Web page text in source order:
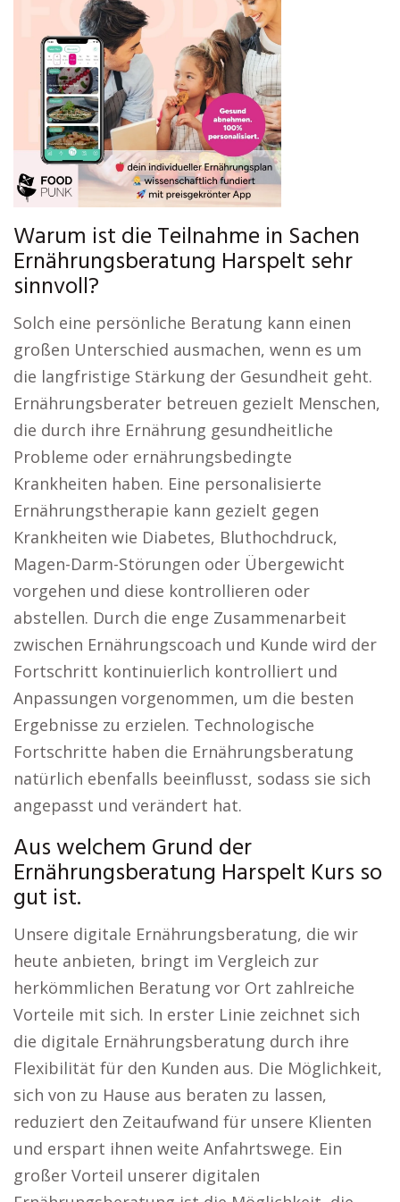
Warum ist die Teilnahme in Sachen
Ernährungsberatung Harspelt sehr
sinnvoll?
Solch eine persönliche Beratung kann einen
großen Unterschied ausmachen, wenn es um
die langfristige Stärkung der Gesundheit geht.
Ernährungsberater betreuen gezielt Menschen,
die durch ihre Ernährung gesundheitliche
Probleme oder ernährungsbedingte
Krankheiten haben. Eine personalisierte
Ernährungstherapie kann gezielt gegen
Krankheiten wie Diabetes, Bluthochdruck,
Magen-Darm-Störungen oder Übergewicht
vorgehen und diese kontrollieren oder
abstellen. Durch die enge Zusammenarbeit
zwischen Ernährungscoach und Kunde wird der
Fortschritt kontinuierlich kontrolliert und
Anpassungen vorgenommen, um die besten
Ergebnisse zu erzielen. Technologische
Fortschritte haben die Ernährungsberatung
natürlich ebenfalls beeinflusst, sodass sie sich
angepasst und verändert hat.
Aus welchem Grund der
Ernährungsberatung Harspelt Kurs so
gut ist.
Unsere digitale Ernährungsberatung, die wir
heute anbieten, bringt im Vergleich zur
herkömmlichen Beratung vor Ort zahlreiche
Vorteile mit sich. In erster Linie zeichnet sich
die digitale Ernährungsberatung durch ihre
Flexibilität für den Kunden aus. Die Möglichkeit,
sich von zu Hause aus beraten zu lassen,
reduziert den Zeitaufwand für unsere Klienten
und erspart ihnen weite Anfahrtswege. Ein
großer Vorteil unserer digitalen